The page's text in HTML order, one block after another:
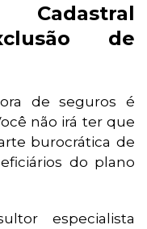
de
de seguros é
não irá ter que
burocrática de
do plano
especialista